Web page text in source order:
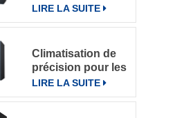
grande salle de
serveurs
LIRE LA SUITE
Climatisation de
précision pour les
salles
informatiques
LIRE LA SUITE